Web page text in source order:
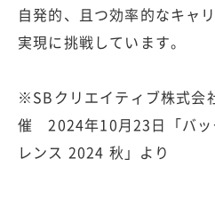
自発的、且つ効率的なキャ
実現に挑戦しています。
※SBクリエイティブ株式会
催 2024年10月23日「バッ
レンス 2024 秋」より